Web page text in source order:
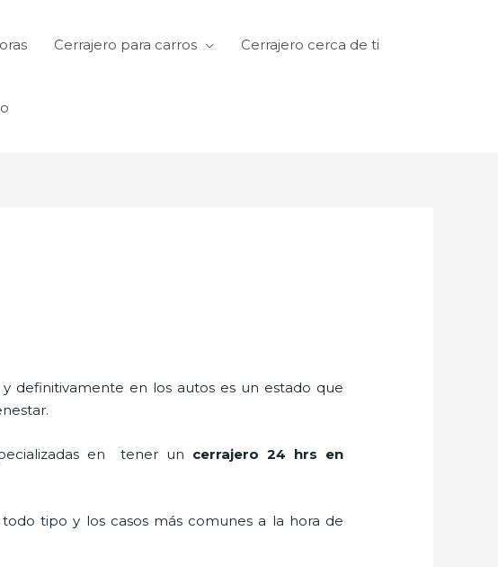
Cerrajero para carros Cerrajero cerca de ti
y definitivamente en los autos es un estado que
en tener un cerrajero 24 hrs en
tipo y los casos más comunes a la hora de